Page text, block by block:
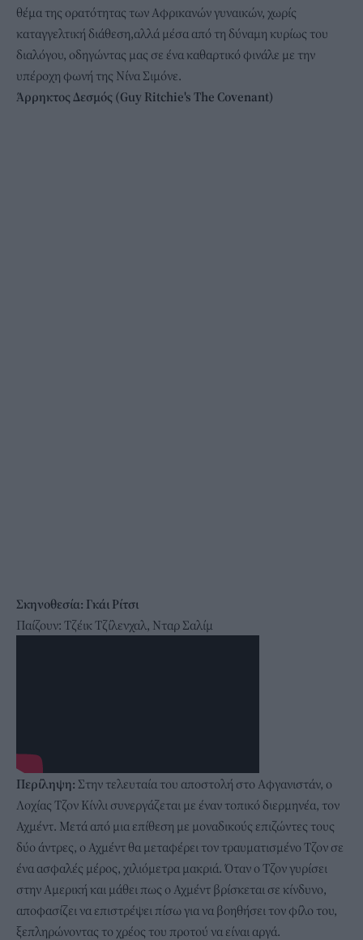
θέμα της ορατότητας των Αφρικανών γυναικών, χωρίς
καταγγελτική διάθεση,αλλά μέσα από τη δύναμη κυρίως του
διαλόγου, οδηγώντας μας σε ένα καθαρτικό φινάλε με την
υπέροχη φωνή της Νίνα Σιμόνε.
Άρρηκτος Δεσμός (Guy Ritchie's The Covenant)
Σκηνοθεσία: Γκάι Ρίτσι
Παίζουν: Τζέικ Τζίλενχαλ, Νταρ Σαλίμ
Περίληψη: Στην τελευταία του αποστολή στο Αφγανιστάν, ο
Λοχίας Τζον Κίνλι συνεργάζεται με έναν τοπικό διερμηνέα, τον
Αχμέντ. Μετά από μια επίθεση με μοναδικούς επιζώντες τους
δύο άντρες, ο Αχμέντ θα μεταφέρει τον τραυματισμένο Τζον σε
ένα ασφαλές μέρος, χιλιόμετρα μακριά. Όταν ο Τζον γυρίσει
στην Αμερική και μάθει πως ο Αχμέντ βρίσκεται σε κίνδυνο,
αποφασίζει να επιστρέψει πίσω για να βοηθήσει τον φίλο του,
ξεπληρώνοντας το χρέος του προτού να είναι αργά.